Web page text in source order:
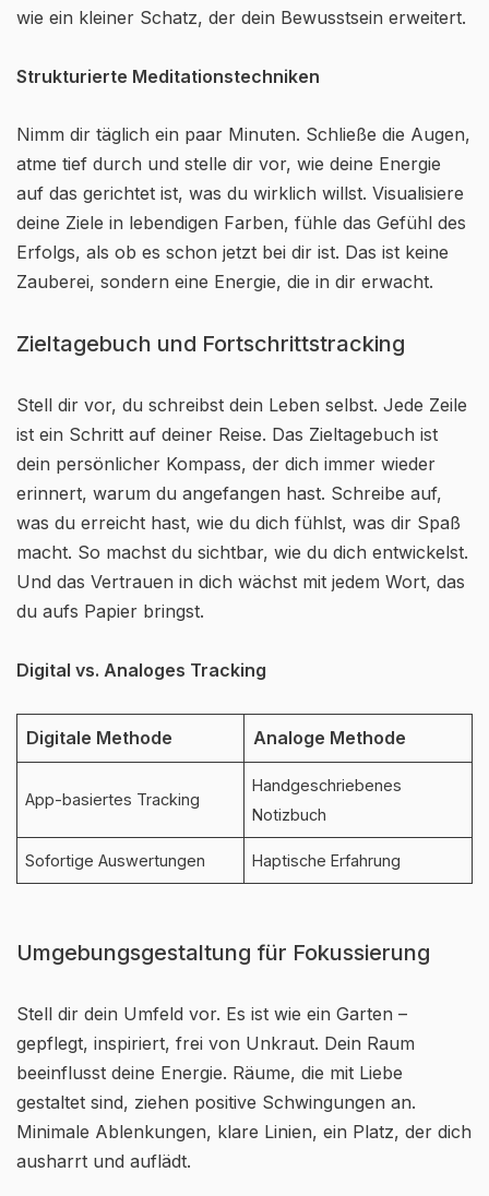
wie ein kleiner Schatz, der dein Bewusstsein erweitert.
Strukturierte Meditationstechniken
Nimm dir täglich ein paar Minuten. Schließe die Augen,
atme tief durch und stelle dir vor, wie deine Energie
auf das gerichtet ist, was du wirklich willst. Visualisiere
deine Ziele in lebendigen Farben, fühle das Gefühl des
Erfolgs, als ob es schon jetzt bei dir ist. Das ist keine
Zauberei, sondern eine Energie, die in dir erwacht.
Zieltagebuch und Fortschrittstracking
Stell dir vor, du schreibst dein Leben selbst. Jede Zeile
ist ein Schritt auf deiner Reise. Das Zieltagebuch ist
dein persönlicher Kompass, der dich immer wieder
erinnert, warum du angefangen hast. Schreibe auf,
was du erreicht hast, wie du dich fühlst, was dir Spaß
macht. So machst du sichtbar, wie du dich entwickelst.
Und das Vertrauen in dich wächst mit jedem Wort, das
du aufs Papier bringst.
Digital vs. Analoges Tracking
Digitale Methode Analoge Methode
App-basiertes Tracking
Handgeschriebenes
Notizbuch
Sofortige Auswertungen Haptische Erfahrung
Umgebungsgestaltung für Fokussierung
Stell dir dein Umfeld vor. Es ist wie ein Garten –
gepflegt, inspiriert, frei von Unkraut. Dein Raum
beeinflusst deine Energie. Räume, die mit Liebe
gestaltet sind, ziehen positive Schwingungen an.
Minimale Ablenkungen, klare Linien, ein Platz, der dich
ausharrt und auflädt.